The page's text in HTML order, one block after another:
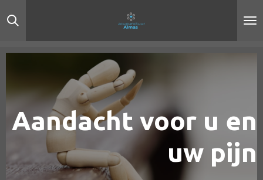
Ga
direct
Aandacht voor u en
uw pijn